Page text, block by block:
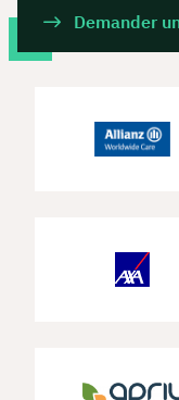
Demander